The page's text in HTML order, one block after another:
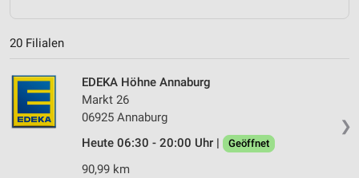
20 Filialen
❯
EDEKA Höhne Annaburg
Markt 26
06925 Annaburg
Heute 06:30 - 20:00 Uhr |
Geöffnet
90,99 km